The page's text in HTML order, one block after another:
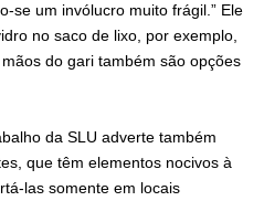
se um invólucro muito frágil.” Ele
no saco de lixo, por exemplo,
do gari também são opções
da SLU adverte também
que têm elementos nocivos à
las somente em locais